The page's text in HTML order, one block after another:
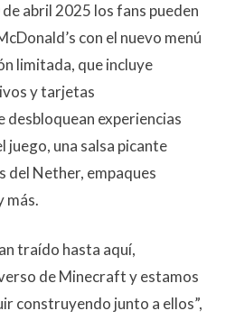
abril 2025 los fans pueden
con el nuevo menú
limitada, que incluye
y tarjetas
experiencias
juego, una salsa picante
del Nether, empaques
más.
traído hasta aquí,
de Minecraft y estamos
construyendo junto a ellos”,